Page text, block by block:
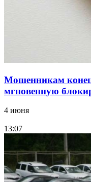
Мошенникам
мгновенную
4 июня
13:07